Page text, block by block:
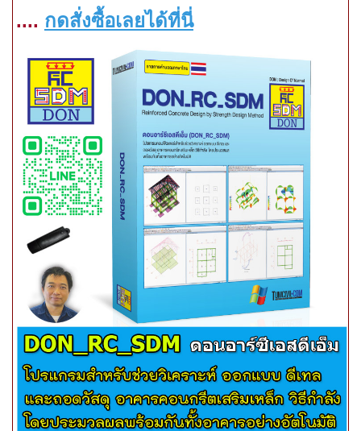
.... กดสั่งซื้อเลยได้ที่นี่